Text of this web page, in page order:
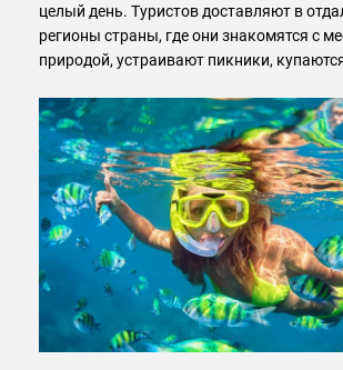
целый день. Туристов доставляют в
регионы страны, где они знакомятся с
природой, устраивают пикники,